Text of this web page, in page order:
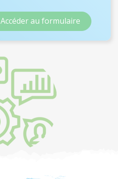
Accéder au formulaire